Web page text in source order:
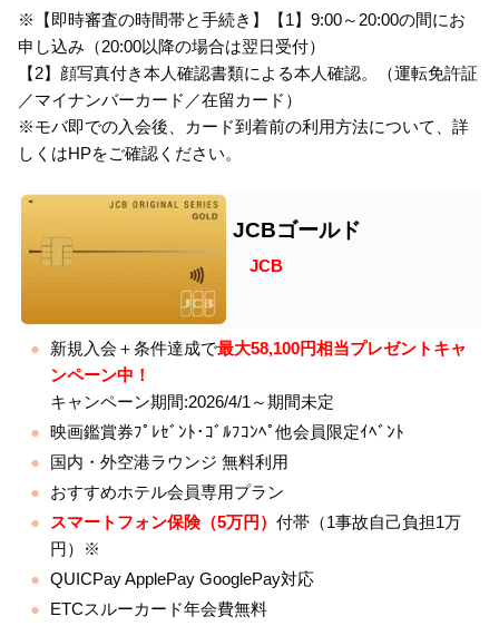
※【即時審査の時間帯と手続き】【1】9:00～20:00の間にお
申し込み（20:00以降の場合は翌日受付）
【2】顔写真付き本人確認書類による本人確認。（運転免許証
／マイナンバーカード／在留カード）
※モバ即での入会後、カード到着前の利用方法について、詳
しくはHPをご確認ください。
JCBゴールド
JCB
新規入会＋条件達成で最大58,100円相当プレゼントキャ
ンペーン中！
キャンペーン期間:2026/4/1～期間未定
映画鑑賞券ﾌﾟﾚｾﾞﾝﾄ･ｺﾞﾙﾌｺﾝﾍﾟ他会員限定ｲﾍﾞﾝﾄ
国内・外空港ラウンジ 無料利用
おすすめホテル会員専用プラン
スマートフォン保険（5万円） 付帯（1事故自己負担1万
円）※
QUICPay ApplePay GooglePay対応
ETCスルーカード年会費無料